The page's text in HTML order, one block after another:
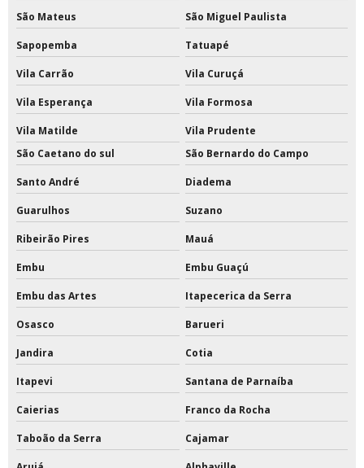
Tinta epóxi industrial para metal
Tinta epóxi industrial para piso
Tinta epóxi para escada de concreto
Tinta epóxi para estrutura metálica
Tinta epóxi para metal
Tinta epóxi para parede
Tinta epóxi para parede externa
Tinta epóxi para piso externo
Tinta epóxi rendimento por m2
Tinta para pintar quadras
Tinta para pintar quadras esportivas
Tinta para pintura de quadras
São Mateus São Miguel Paulista
Sapopemba Tatuapé
Vila Carrão Vila Curuçá
Vila Esperança Vila Formosa
Vila Matilde
Vila Prudente
São Caetano do sul
São Bernardo do Campo
Santo André Diadema
Guarulhos Suzano
Ribeirão Pires Mauá
Embu Embu Guaçú
Embu das Artes Itapecerica da Serra
Osasco Barueri
Jandira Cotia
Itapevi Santana de Parnaíba
Caierias Franco da Rocha
Taboão da Serra Cajamar